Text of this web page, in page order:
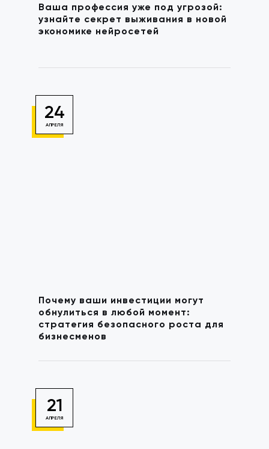
Ваша профессия уже под угрозой:
узнайте секрет выживания в новой
экономике нейросетей
24
АПРЕЛЯ
Почему ваши инвестиции могут
обнулиться в любой момент:
стратегия безопасного роста для
бизнесменов
21
АПРЕЛЯ